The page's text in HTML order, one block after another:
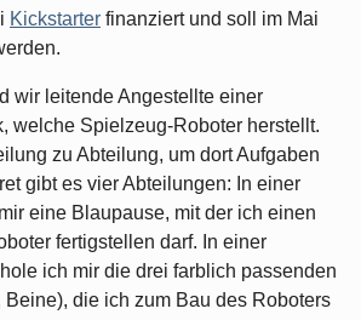
Kickstarter finanziert und soll im Mai
wir leitende Angestellte einer
welche Spielzeug-Roboter herstellt.
zu Abteilung, um dort Aufgaben
gibt es vier Abteilungen: In einer
eine Blaupause, mit der ich einen
fertigstellen darf. In einer
ich mir die drei farblich passenden
Beine), die ich zum Bau des Roboters